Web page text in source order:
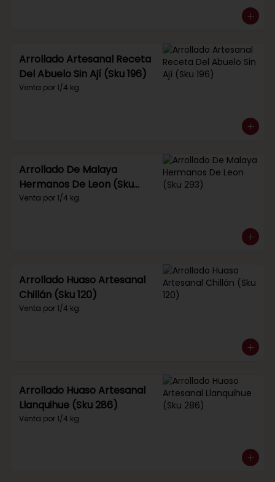
Arrollado Artesanal Receta
Del Abuelo Sin Ají (Sku 196)
Venta por 1/4 kg.
Arrollado De Malaya
Hermanos De Leon (Sku
293)
Venta por 1/4 kg.
Arrollado Huaso Artesanal
Chillán (Sku 120)
Venta por 1/4 kg.
Arrollado Huaso Artesanal
Llanquihue (Sku 286)
Venta por 1/4 kg.